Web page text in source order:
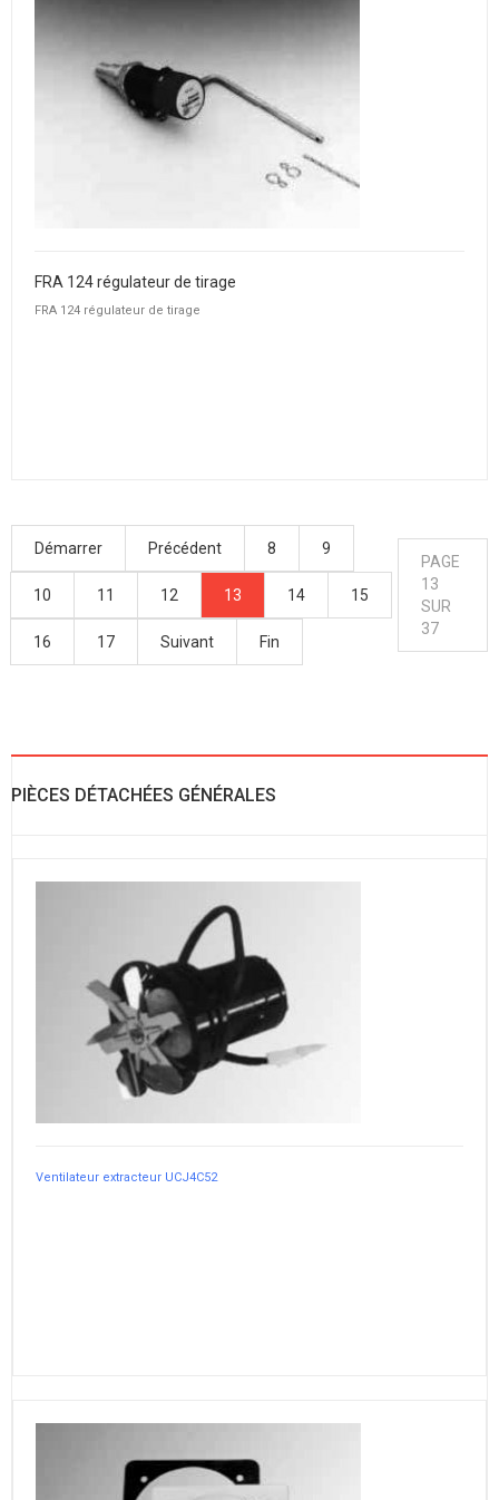
FRA 124 régulateur de tirage
FRA 124 régulateur de tirage
Démarrer Précédent 8 9
10 11 12 13 14 15
16 17 Suivant Fin
PAGE
13
SUR
37
PIÈCES DÉTACHÉES GÉNÉRALES
Ventilateur extracteur UCJ4C52